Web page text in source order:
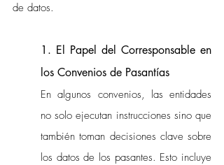
de datos.
1. El Papel del Corresponsable en
los Convenios de Pasantías
En algunos convenios, las entidades
no solo ejecutan instrucciones sino que
también toman decisiones clave sobre
los datos de los pasantes. Esto incluye